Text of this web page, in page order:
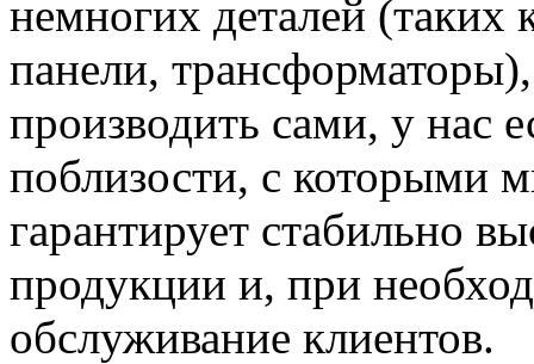
немногих деталей (таких
панели,
производить сами, у нас
поблизости, с которыми
гарантирует стабильно
продукции и, при
обслуживание клиентов.